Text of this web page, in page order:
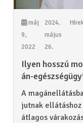
máj
9,
2022
2024.
május
26.
Ilyen hosszú
án-
A
jutnak
átlagos